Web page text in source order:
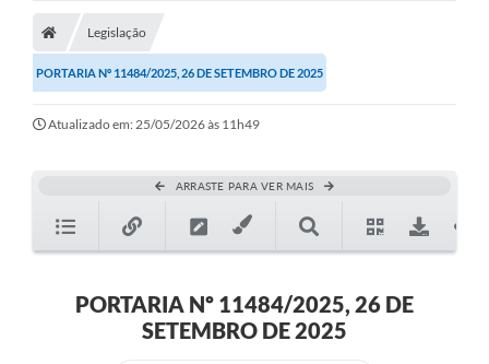
Legislação
PORTARIA Nº 11484/2025, 26 DE SETEMBRO DE 2025
Atualizado em: 25/05/2026 às 11h49
ARRASTE PARA VER MAIS
PORTARIA Nº 11484/2025, 26 DE
SETEMBRO DE 2025